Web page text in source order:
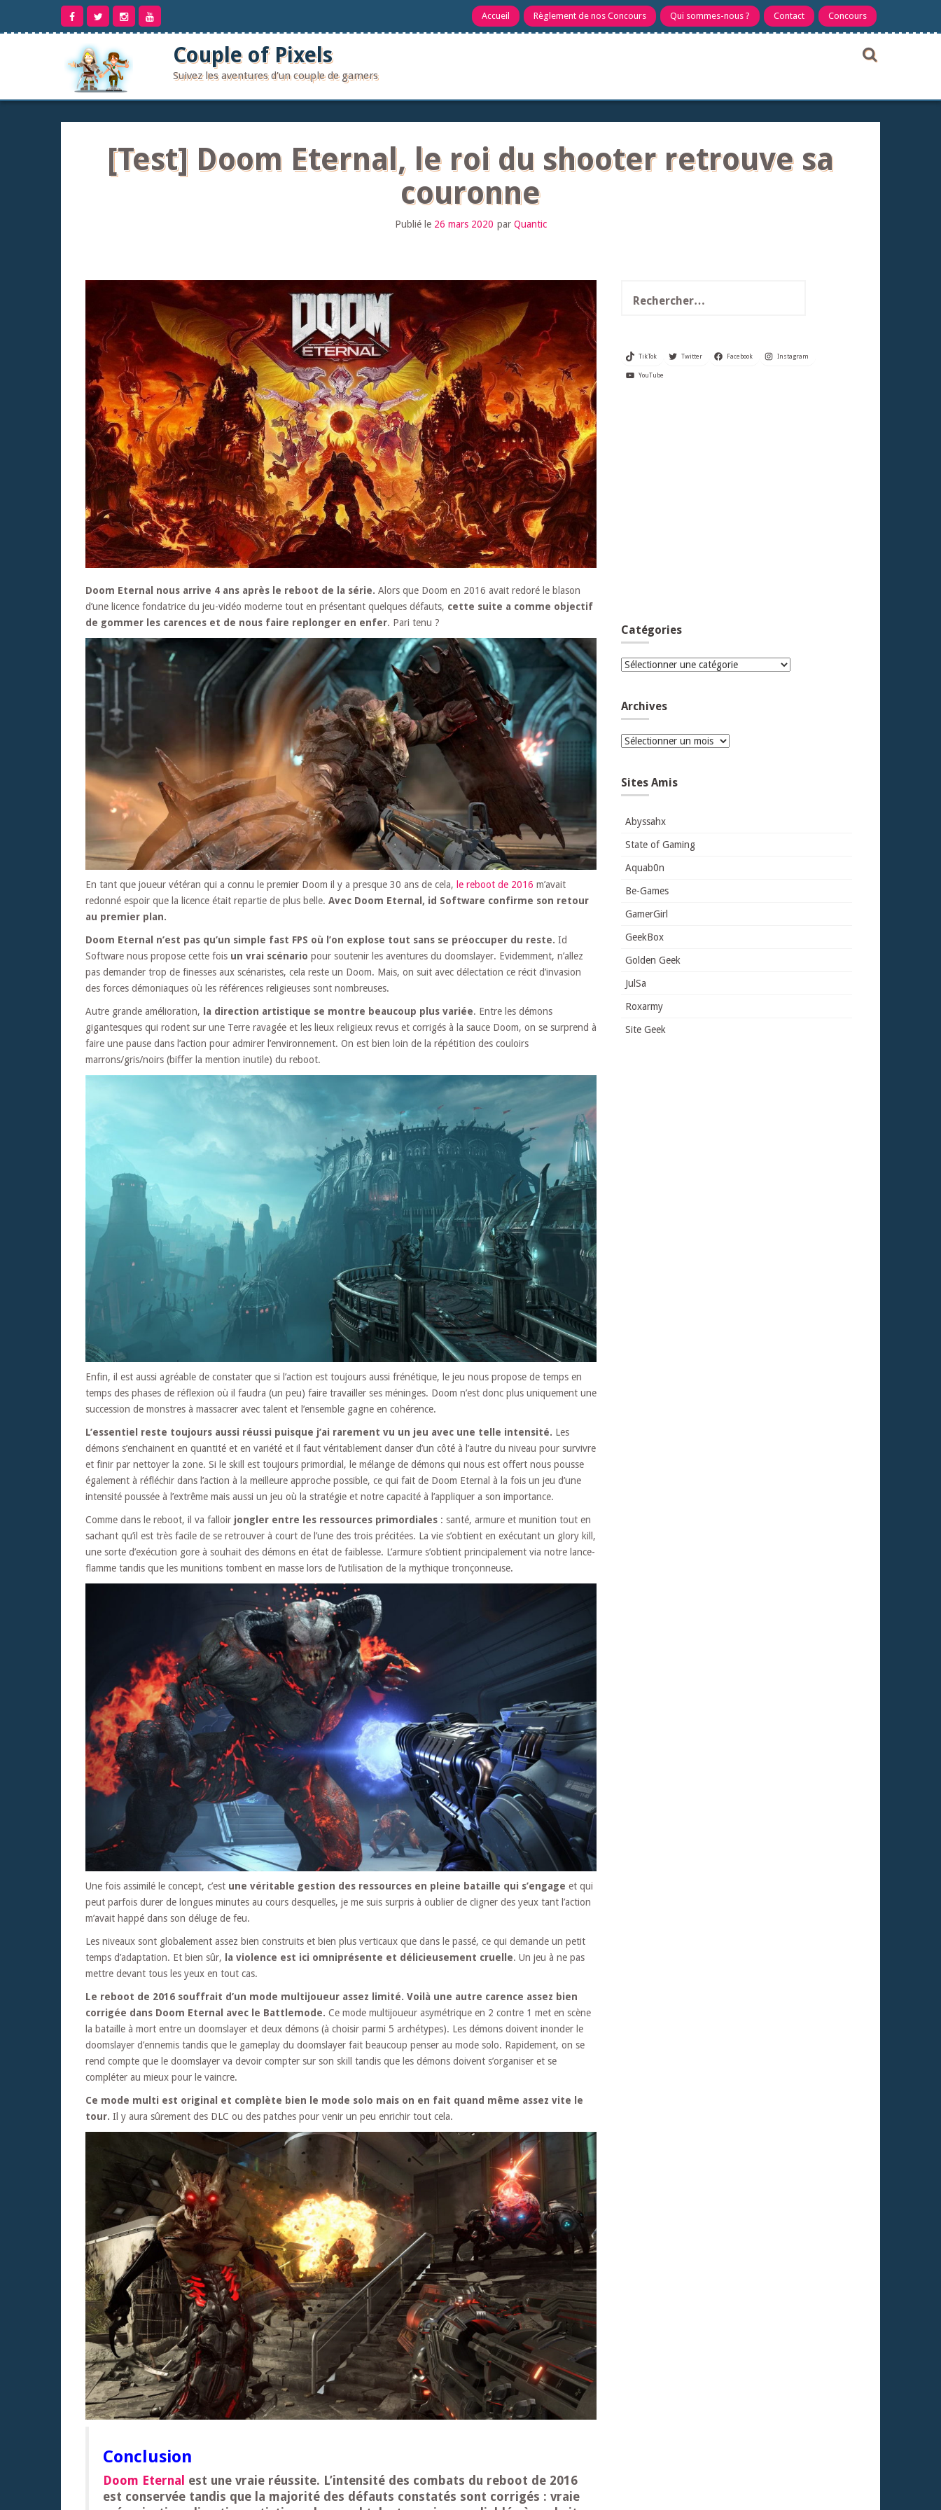
contenu
Accueil Règlement de nos Concours Qui sommes-nous ? Contact Concours
Couple of Pixels
Suivez les aventures d'un couple de gamers
[Test] Doom Eternal, le roi du shooter retrouve sa
couronne
Publié le 26 mars 2020 par Quantic
Doom Eternal nous arrive 4 ans après le reboot de la série. Alors que Doom en 2016 avait redoré le blason
d’une licence fondatrice du jeu-vidéo moderne tout en présentant quelques défauts, cette suite a comme objectif
de gommer les carences et de nous faire replonger en enfer. Pari tenu ?
En tant que joueur vétéran qui a connu le premier Doom il y a presque 30 ans de cela, le reboot de 2016 m’avait
redonné espoir que la licence était repartie de plus belle. Avec Doom Eternal, id Software confirme son retour
au premier plan.
Doom Eternal n’est pas qu’un simple fast FPS où l’on explose tout sans se préoccuper du reste. Id
Software nous propose cette fois un vrai scénario pour soutenir les aventures du doomslayer. Evidemment, n’allez
pas demander trop de finesses aux scénaristes, cela reste un Doom. Mais, on suit avec délectation ce récit d’invasion
des forces démoniaques où les références religieuses sont nombreuses.
Autre grande amélioration, la direction artistique se montre beaucoup plus variée. Entre les démons
gigantesques qui rodent sur une Terre ravagée et les lieux religieux revus et corrigés à la sauce Doom, on se surprend à
faire une pause dans l’action pour admirer l’environnement. On est bien loin de la répétition des couloirs
marrons/gris/noirs (biffer la mention inutile) du reboot.
Enfin, il est aussi agréable de constater que si l’action est toujours aussi frénétique, le jeu nous propose de temps en
temps des phases de réflexion où il faudra (un peu) faire travailler ses méninges. Doom n’est donc plus uniquement une
succession de monstres à massacrer avec talent et l’ensemble gagne en cohérence.
L’essentiel reste toujours aussi réussi puisque j’ai rarement vu un jeu avec une telle intensité. Les
démons s’enchainent en quantité et en variété et il faut véritablement danser d’un côté à l’autre du niveau pour survivre
et finir par nettoyer la zone. Si le skill est toujours primordial, le mélange de démons qui nous est offert nous pousse
également à réfléchir dans l’action à la meilleure approche possible, ce qui fait de Doom Eternal à la fois un jeu d’une
intensité poussée à l’extrême mais aussi un jeu où la stratégie et notre capacité à l’appliquer a son importance.
Comme dans le reboot, il va falloir jongler entre les ressources primordiales : santé, armure et munition tout en
sachant qu’il est très facile de se retrouver à court de l’une des trois précitées. La vie s’obtient en exécutant un glory kill,
une sorte d’exécution gore à souhait des démons en état de faiblesse. L’armure s’obtient principalement via notre lance-
flamme tandis que les munitions tombent en masse lors de l’utilisation de la mythique tronçonneuse.
Une fois assimilé le concept, c’est une véritable gestion des ressources en pleine bataille qui s’engage et qui
peut parfois durer de longues minutes au cours desquelles, je me suis surpris à oublier de cligner des yeux tant l’action
m’avait happé dans son déluge de feu.
Les niveaux sont globalement assez bien construits et bien plus verticaux que dans le passé, ce qui demande un petit
temps d’adaptation. Et bien sûr,
la violence est ici omniprésente et délicieusement cruelle. Un jeu à ne pas
mettre devant tous les yeux en tout cas.
Le reboot de 2016 souffrait d’un mode multijoueur assez limité. Voilà une autre carence assez bien
corrigée dans Doom Eternal avec le Battlemode. Ce mode multijoueur asymétrique en 2 contre 1 met en scène
la bataille à mort entre un doomslayer et deux démons (à choisir parmi 5 archétypes). Les démons doivent inonder le
doomslayer d’ennemis tandis que le gameplay du doomslayer fait beaucoup penser au mode solo. Rapidement, on se
rend compte que le doomslayer va devoir compter sur son skill tandis que les démons doivent s’organiser et se
compléter au mieux pour le vaincre.
Ce mode multi est original et complète bien le mode solo mais on en fait quand même assez vite le
tour. Il y aura sûrement des DLC ou des patches pour venir un peu enrichir tout cela.
Conclusion
Doom Eternal est une vraie réussite. L’intensité des combats du reboot de 2016
est conservée tandis que la majorité des défauts constatés sont corrigés : vraie
TikTok Twitter Facebook Instagram
YouTube
Catégories
Catégories
Archives
Archives
Sites Amis
Abyssahx
State of Gaming
Aquab0n
Be-Games
GamerGirl
GeekBox
Golden Geek
JulSa
Roxarmy
Site Geek